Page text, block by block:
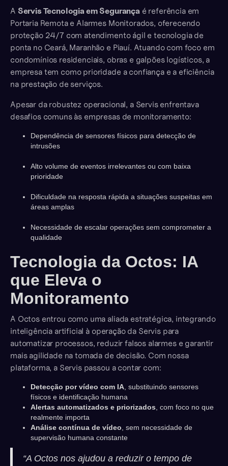
A Servis Tecnologia em Segurançaé referência em
Portaria Remota e Alarmes Monitorados, oferecendo
proteção 24/7 com atendimento ágil e tecnologia de
ponta no Ceará, Maranhão e Piauí. Atuando com foco em
condomínios residenciais, obras e galpões logísticos, a
empresa tem como prioridade a confiança e a eficiência
na prestação de serviços.
Apesar da robustez operacional, a Servis enfrentava
desafios comuns às empresas de monitoramento:
Dependência de sensores físicos para detecção de
intrusões
Alto volume de eventos irrelevantes ou com baixa
prioridade
Dificuldade na resposta rápida a situações suspeitas em
áreas amplas
Necessidade de escalar operações sem comprometer a
qualidade
Tecnologia da Octos: IA
que Eleva o
Monitoramento
A Octos entrou como uma aliada estratégica, integrando
inteligência artificial à operação da Servis para
automatizar processos, reduzir falsos alarmes e garantir
mais agilidade na tomada de decisão. Com nossa
plataforma, a Servis passou a contar com:
Detecção por vídeo com IA , substituindo sensores
físicos e identificação humana
Alertas automatizados e priorizados , com foco no que
realmente importa
Análise contínua de vídeo , sem necessidade de
supervisão humana constante
“A Octos nos ajudou a reduzir o tempo de